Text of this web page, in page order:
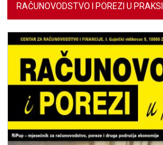
RAČUNOVODSTVO I POREZI U PRAKSI